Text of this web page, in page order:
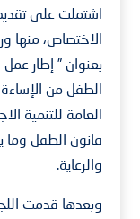
اشتملت على
الاختصاص، منها
بعنوان ” إطار
الطفل من الإساءة
العامة للتنمية
قانون الطفل وما
والرعاية.
وبعدها قدمت